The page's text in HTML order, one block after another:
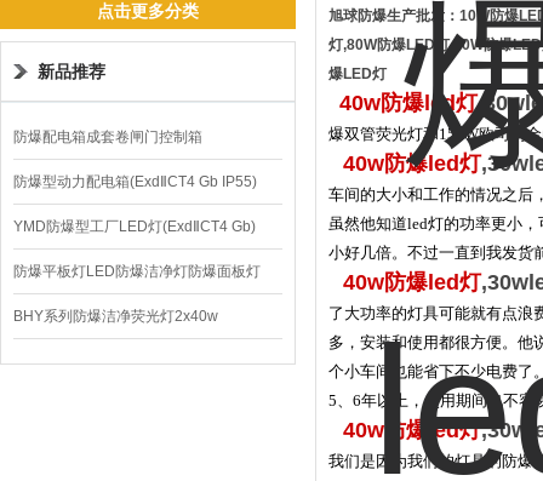
点击更多分类
新品推荐
防爆配电箱成套卷闸门控制箱
防爆型动力配电箱(ExdⅡCT4 Gb IP55)
YMD防爆型工厂LED灯(ExdⅡCT4 Gb)
220V/150W
防爆平板灯LED防爆洁净灯防爆面板灯
BHY系列防爆洁净荧光灯2x40w
旭球防爆生产批发：10W防爆
灯,80W防爆LED灯,90W防爆
爆LED灯
40w防爆led灯
爆双管荧光灯和150W欧司朗
40w防爆led灯
车间的大小和工作的情况之后
虽然他知道led灯的功率更小
小好几倍。不过一直到我发货
40w防爆led灯
了大功率的灯具可能就有点浪
多，安装和使用都很方便。他
个小车间也能省下不少电费了
5、6年以上，使用期间也不容
40w防爆led灯
我们是因为我们的灯具的防爆